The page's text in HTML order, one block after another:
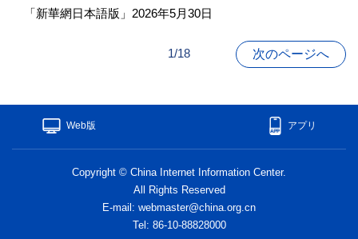
「新華網日本語版」2026年5月30日
1/18 次のページへ
Web版 アプリ
Copyright © China Internet Information Center.
All Rights Reserved
E-mail: webmaster@china.org.cn
Tel: 86-10-88828000